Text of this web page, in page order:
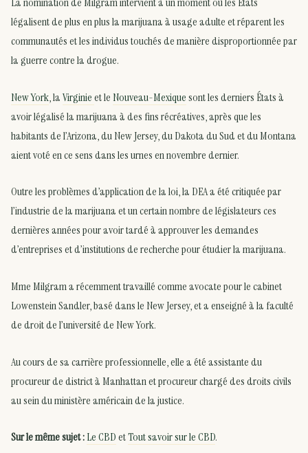
légalisent de plus en plus la marijuana à usage adulte et réparent les
communautés et les individus touchés de manière disproportionnée par
la guerre contre la drogue.
New York, laVirginieet le Nouveau-Mexiquesont les derniers États à
avoir légalisé la marijuana à des fins récréatives, après que les
habitants de l’Arizona, du New Jersey, du Dakota du Sud et du Montana
aient voté en ce sens dans les urnes en novembre dernier.
Outre les problèmes d’application de la loi, la DEA a été critiquée par
l’industrie de la marijuana et un certain nombre de législateurs ces
dernières années pour avoir tardé à approuver les demandes
d’entreprises et d’institutions de recherche pour étudier la marijuana.
Mme Milgram a récemment travaillé comme avocate pour le cabinet
Lowenstein Sandler, basé dans le New Jersey, et a enseigné à la faculté
de droit de l’université de New York.
Au cours de sa carrière professionnelle, elle a été assistante du
procureur de district à Manhattan et procureur chargé des droits civils
au sein du ministère américain de la justice.
Sur le même sujet :Le CBDetTout savoir sur le CBD.